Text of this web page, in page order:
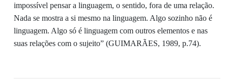
impossível pensar a linguagem, o sentido, fora de uma relação.
Nada se mostra a si mesmo na linguagem. Algo sozinho não é
linguagem. Algo só é linguagem com outros elementos e nas
suas relações com o sujeito” (GUIMARÃES, 1989, p.74).